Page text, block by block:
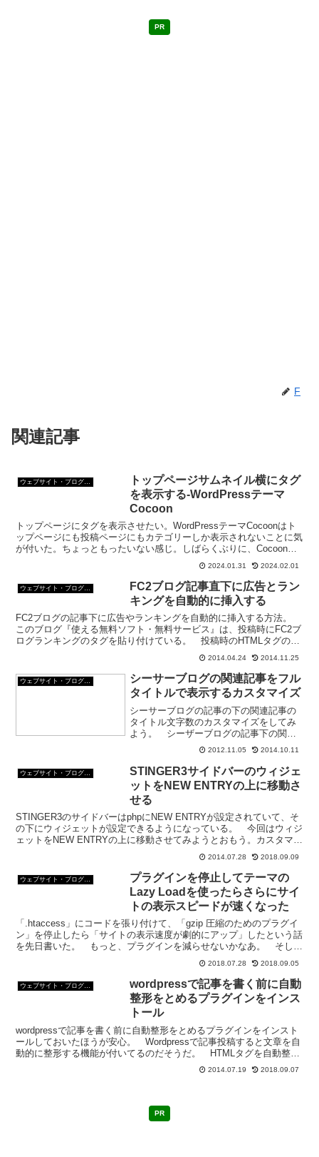
PR
F
関連記事
トップページサムネイル横にタグ
を表示する-WordPressテーマ
Cocoon
トップページにタグを表示させたい。WordPressテーマCocoonはト
ップページにも投稿ページにもカテゴリーしか表示されないことに気
が付いた。ちょっともったいない感じ。しばらくぶりに、Cocoonを
2024.01.31 2024.02.01
ウェブサイト・ブログ作成
FC2ブログ記事直下に広告とラン
キングを自動的に挿入する
FC2ブログの記事下に広告やランキングを自動的に挿入する方法。
このブログ『使える無料ソフト・無料サービス』は、投稿時にFC2ブ
ログランキングのタグを貼り付けている。 投稿時のHTMLタグの貼
り付けはメリットもあるがデメリットもあって。 い...
2014.04.24 2014.11.25
シーサーブログの関連記事をフル
タイトルで表示するカスタマイズ
シーサーブログの記事の下の関連記事の
タイトル文字数のカスタマイズをしてみ
よう。 シーザーブログの記事下の関連
記事は、文字数が指定されているため、
長いタイトルだと途中で切れてしま
う。 この、関連記事のタイトルの文字
数をフルタイトル表示する。 ...
2012.11.05 2014.10.11
STINGER3サイドバーのウィジェ
ットをNEW ENTRYの上に移動さ
せる
STINGER3のサイドバーはphpにNEW ENTRYが設定されていて、そ
の下にウィジェットが設定できるようになっている。 今回はウィジ
ェットをNEW ENTRYの上に移動させてみようとおもう。カスタマイ
2014.07.28 2018.09.09
ウェブサイト・ブログ作成
プラグインを停止してテーマの
Lazy Loadを使ったらさらにサイ
トの表示スピードが速くなった
「.htaccess」にコードを張り付けて、「gzip 圧縮のためのプラグイ
ン」を停止したら「サイトの表示速度が劇的にアップ」したという話
を先日書いた。 もっと、プラグインを減らせないかなあ。 そした
ら、もっとサイトの表示スピードが速くなる... 2018.07.28 2018.09.05
ウェブサイト・ブログ作成
wordpressで記事を書く前に自動
整形をとめるプラグインをインス
トール
wordpressで記事を書く前に自動整形をとめるプラグインをインスト
ールしておいたほうが安心。 Wordpressで記事投稿すると文章を自
動的に整形する機能が付いてるのだそうだ。 HTMLタグを自動整形
2014.07.19 2018.09.07
PR